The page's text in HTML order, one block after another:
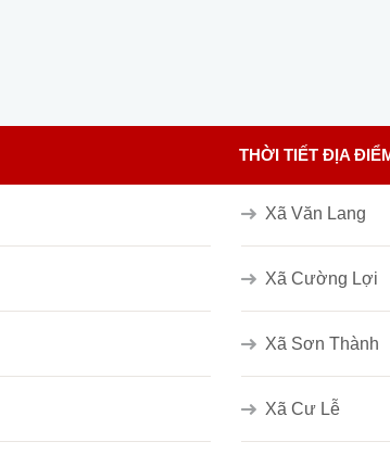
THỜI TIẾT ĐỊA
Xã Văn Lang
Xã Cường Lợi
Xã Sơn Thành
Xã Cư Lễ